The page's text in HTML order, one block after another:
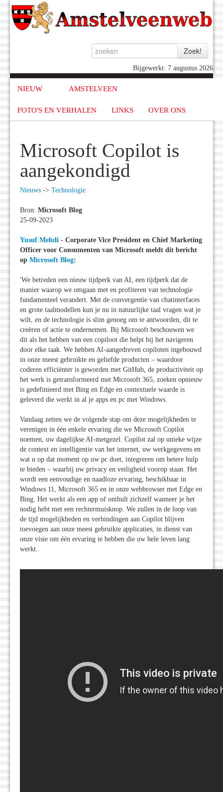
Bijgewerkt: 7 augustus 2026
NIEUW AMSTELVEEN
FOTO'S EN VERHALEN LINKS OVER ONS
Microsoft Copilot is
aangekondigd
Nieuws -> Technologie
Bron: Microsoft Blog
25-09-2023
Yusuf Mehdi - Corporate Vice President en Chief Marketing
Officer voor Consumenten van Microsoft meldt dit bericht
op Microsoft Blog:
'We betreden een nieuw tijdperk van AI, een tijdperk dat de
manier waarop we omgaan met en profiteren van technologie
fundamenteel verandert. Met de convergentie van chatinterfaces
en grote taalmodellen kun je nu in natuurlijke taal vragen wat je
wilt, en de technologie is slim genoeg om te antwoorden, dit te
creëren of actie te ondernemen. Bij Microsoft beschouwen we
dit als het hebben van een copiloot die helpt bij het navigeren
door elke taak. We hebben AI-aangedreven copiloten ingebouwd
in onze meest gebruikte en geliefde producten – waardoor
coderen efficiënter is geworden met GitHub, de productiviteit op
het werk is getransformeerd met Microsoft 365, zoeken opnieuw
is gedefinieerd met Bing en Edge en contextuele waarde is
geleverd die werkt in al je apps en pc met Windows.
Vandaag zetten we de volgende stap om deze mogelijkheden te
verenigen in één enkele ervaring die we Microsoft Copilot
noemen, uw dagelijkse AI-metgezel. Copilot zal op unieke wijze
de context en intelligentie van het internet, uw werkgegevens en
wat u op dat moment op uw pc doet, integreren om betere hulp
te bieden – waarbij uw privacy en veiligheid voorop staan. Het
wordt een eenvoudige en naadloze ervaring, beschikbaar in
Windows 11, Microsoft 365 en in onze webbrowser met Edge en
Bing. Het werkt als een app of onthult zichzelf wanneer je het
nodig hebt met een rechtermuisknop. We zullen in de loop van
de tijd mogelijkheden en verbindingen aan Copilot blijven
toevoegen aan onze meest gebruikte applicaties, in dienst van
onze visie om één ervaring te hebben die uw hele leven lang
werkt.